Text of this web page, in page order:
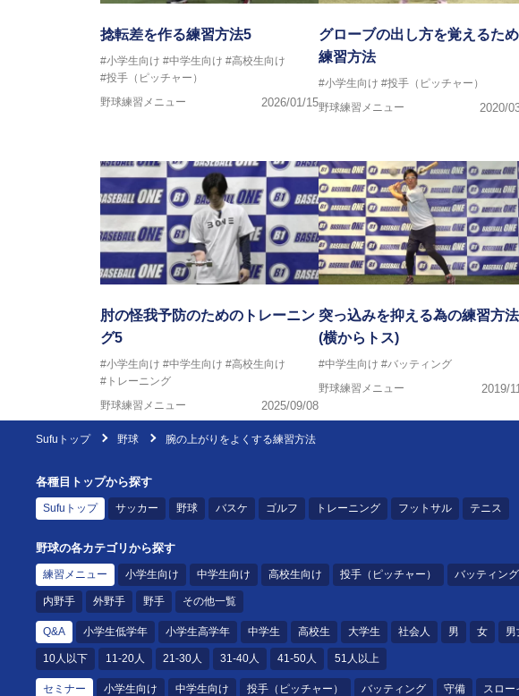
捻転差を作る練習方法5
#小学生向け #中学生向け #高校生向け
#投手（ピッチャー）
野球練習メニュー
2026/01/15
グローブの出し方を覚えるた
練習方法
#小学生向け #投手（ピッチャー）
野球練習メニュー
2020/
肘の怪我予防のためのトレーニン
グ5
#小学生向け #中学生向け #高校生向け
#トレーニング
野球練習メニュー
2025/09/08
突っ込みを抑える為の練習方法
(横からトス)
#中学生向け #バッティング
野球練習メニュー
2019/
Sufuトップ 野球 腕の上がりをよくする練習方法
各種目トップから探す
Sufuトップ サッカー 野球 バスケ ゴルフ トレーニング フットサル テニス
野球の各カテゴリから探す
練習メニュー 小学生向け 中学生向け 高校生向け 投手（ピッチャー） バッティング
内野手 外野手 野手 その他一覧
Q&A 小学生低学年 小学生高学年 中学生 高校生 大学生 社会人 男 女 男
10人以下 11-20人 21-30人 31-40人 41-50人 51人以上
セミナー 小学生向け 中学生向け 投手（ピッチャー） バッティング 守備 スロー